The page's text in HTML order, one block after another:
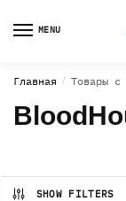
to
to
MENU
Главная / Товары с
SHOW FILTERS